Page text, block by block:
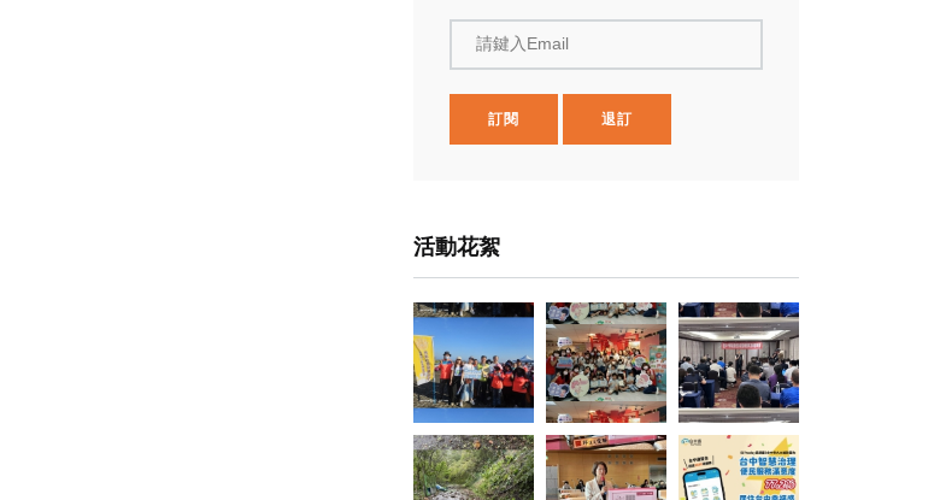
請鍵入Email
訂閱 退訂
活動花絮